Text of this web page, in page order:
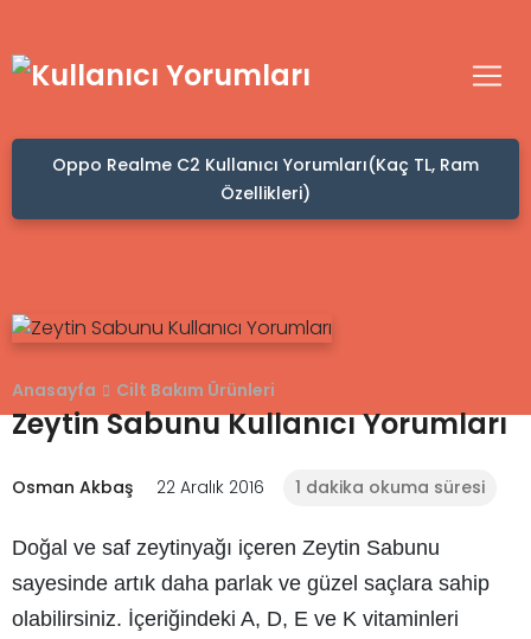
Oppo Realme C2 Kullanıcı Yorumları(Kaç TL, Ram
Özellikleri)
Anasayfa Cilt Bakım Ürünleri
Zeytin Sabunu Kullanıcı Yorumları
Osman Akbaş 22 Aralık 2016 1 dakika okuma süresi
Doğal ve saf zeytinyağı içeren Zeytin Sabunu
sayesinde artık daha parlak ve güzel saçlara sahip
olabilirsiniz. İçeriğindeki A, D, E ve K vitaminleri